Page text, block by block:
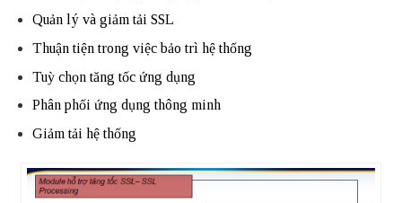
Quản lý và giảm tải SSL
Thuận tiện trong việc bảo trì hệ thống
Tuỳ chọn tăng tốc ứng dụng
Phân phối ứng dụng thông minh
Giảm tải hệ thống